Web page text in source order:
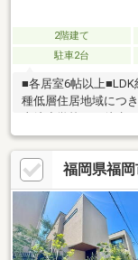
2階建て
駐車2台
■各居室6帖以上
種低層住居地域につ
（約1240ｍ）・セブ
（約510ｍ）・ファ
700ｍ）・サニー福
で徒歩14分（約1100
福岡県福